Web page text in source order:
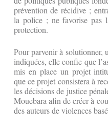
prévention de récidive ;
la police ; ne favorise pas
protection.
Pour parvenir à solutionner,
indiquées, elle confie que
mis en place un projet
que ce projet consistera à
les décisions de justice
Mouebara afin de créer à
des auteurs de violences